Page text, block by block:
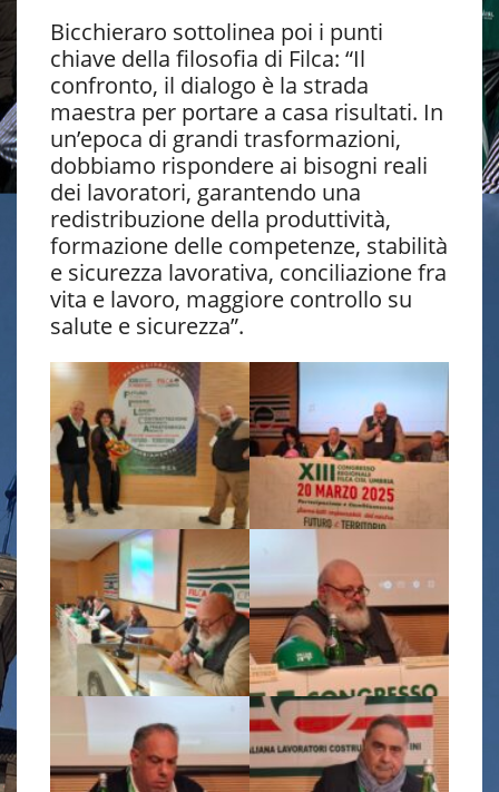
Bicchieraro sottolinea poi i punti
chiave della filosofia di Filca: “Il
confronto, il dialogo è la strada
maestra per portare a casa risultati. In
un’epoca di grandi trasformazioni,
dobbiamo rispondere ai bisogni reali
dei lavoratori, garantendo una
redistribuzione della produttività,
formazione delle competenze, stabilità
e sicurezza lavorativa, conciliazione fra
vita e lavoro, maggiore controllo su
salute e sicurezza”.